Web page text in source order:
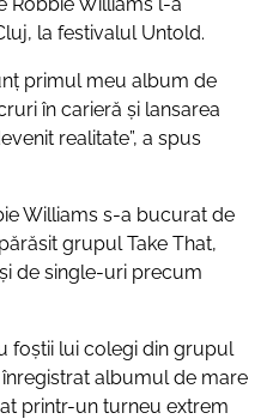
la festivalul Untold.
primul meu album de
în carieră și lansarea
realitate”, a spus
Williams s-a bucurat de
grupul Take That,
de single-uri precum
foştii lui colegi din grupul
albumul de mare
printr-un turneu extrem